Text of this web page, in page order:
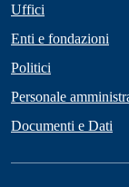
Uffici
Enti e fondazioni
Politici
Personale
Documenti e Dati